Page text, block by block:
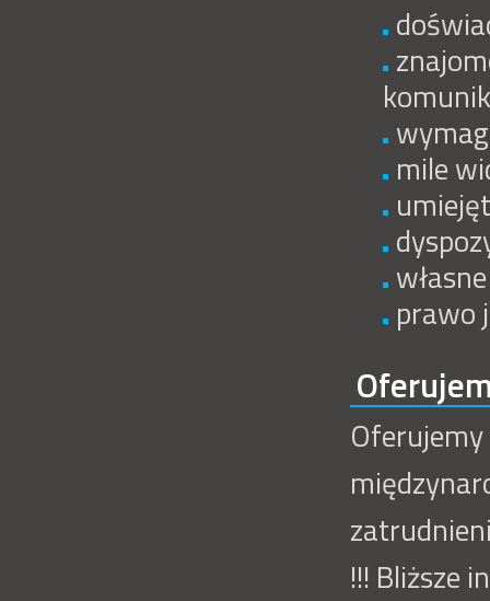
mile
prawo
!!! Bliższe